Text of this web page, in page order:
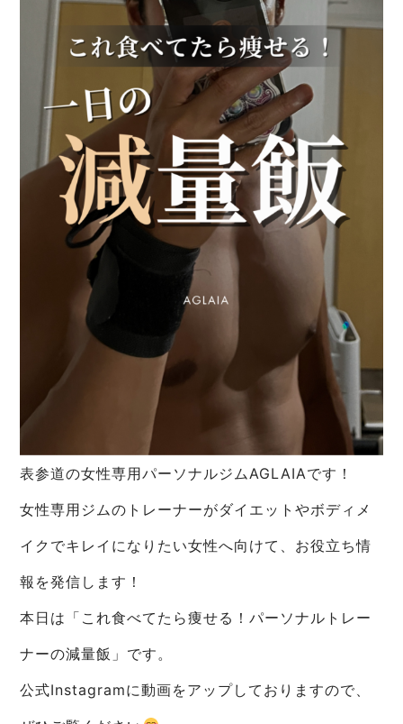
表参道の女性専用パーソナルジムAGLAIAです！
女性専用ジムのトレーナーがダイエットやボディメ
イクでキレイになりたい女性へ向けて、お役立ち情
報を発信します！
本日は「これ食べてたら痩せる！パーソナルトレー
ナーの減量飯」です。
公式Instagramに動画をアップしておりますので、